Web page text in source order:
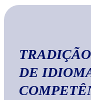
TRADIÇÃO
DE